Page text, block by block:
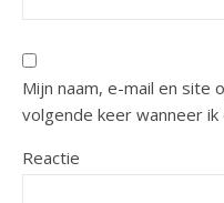
Mijn naam, e-mail en site
volgende keer wanneer
Reactie